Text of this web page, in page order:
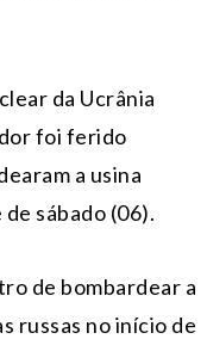
da Ucrânia
foi ferido
a usina
sábado (06).
de bombardear a
russas no início de